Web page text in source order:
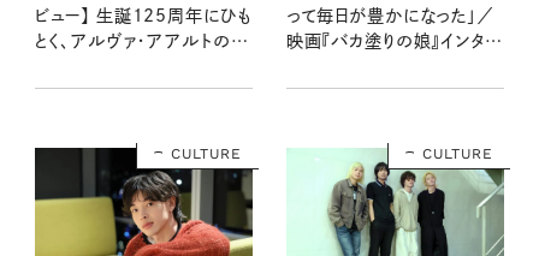
ビュー】 生誕125周年にひも
とく、アルヴァ・アアルトの人
って毎日が豊かになった」／
映画『バカ塗りの娘』インタビ
CULTURE CULTURE